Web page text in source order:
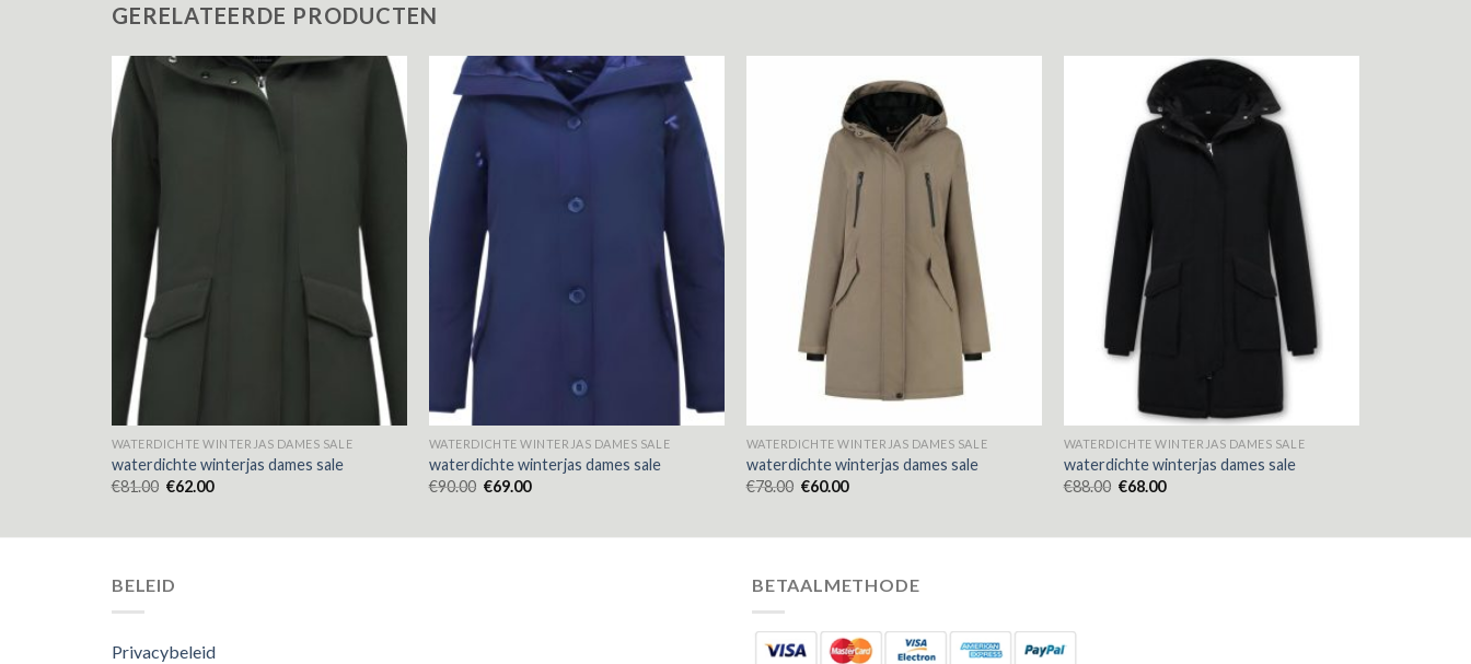
GERELATEERDE PRODUCTEN
WATERDICHTE WINTERJAS DAMES SALE
waterdichte winterjas dames sale
€81.00 €62.00
WATERDICHTE WINTERJAS DAMES SALE
waterdichte winterjas dames sale
€90.00 €69.00
WATERDICHTE WINTERJAS DAMES SALE
waterdichte winterjas dames sale
€78.00 €60.00
WATERDICHTE WINTERJAS DAMES SALE
waterdichte winterjas dames sale
€88.00 €68.00
BELEID
Privacybeleid
BETAALMETHODE